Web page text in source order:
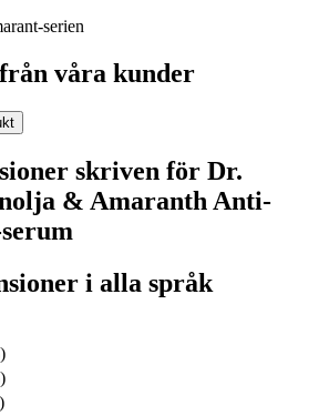
serien
våra kunder
skriven för Dr.
& Amaranth Anti-
i alla språk